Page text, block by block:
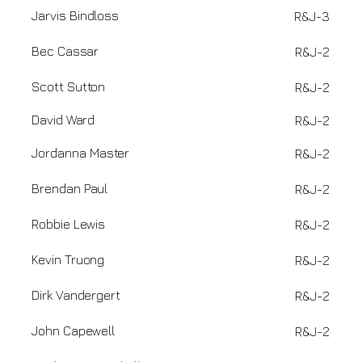
Jarvis Bindloss R&J-3
Bec Cassar R&J-2
Scott Sutton R&J-2
David Ward R&J-2
Jordanna Master R&J-2
Brendan Paul R&J-2
Robbie Lewis R&J-2
Kevin Truong R&J-2
Dirk Vandergert R&J-2
John Capewell R&J-2